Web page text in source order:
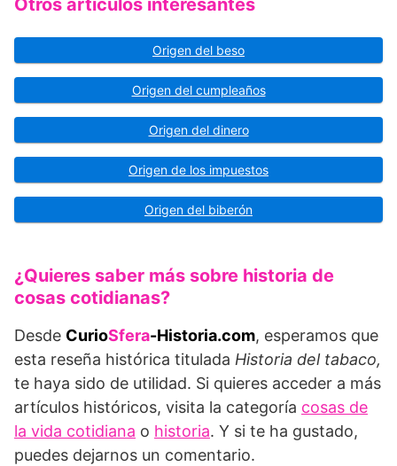
Otros artículos interesantes
Origen del beso
Origen del cumpleaños
Origen del dinero
Origen de los impuestos
Origen del biberón
¿Quieres saber más sobre historia de
cosas cotidianas?
Desde CurioSfera-Historia.com, esperamos que
esta reseña histórica titulada Historia del tabaco,
te haya sido de utilidad. Si quieres acceder a más
artículos históricos, visita la categoría cosas de
la vida cotidiana o historia. Y si te ha gustado,
puedes dejarnos un comentario.